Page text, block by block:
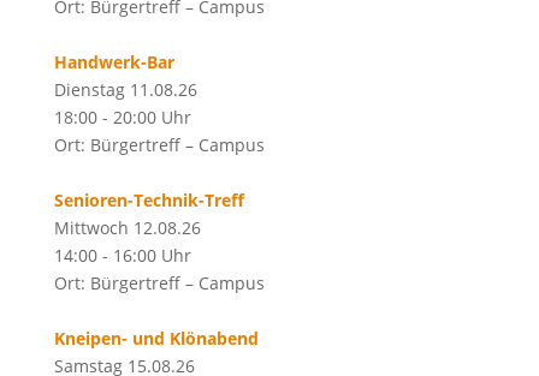
Ort: Bürgertreff – Campus
Handwerk-Bar
Dienstag 11.08.26
18:00 - 20:00 Uhr
Ort: Bürgertreff – Campus
Senioren-Technik-Treff
Mittwoch 12.08.26
14:00 - 16:00 Uhr
Ort: Bürgertreff – Campus
Kneipen- und Klönabend
Samstag 15.08.26